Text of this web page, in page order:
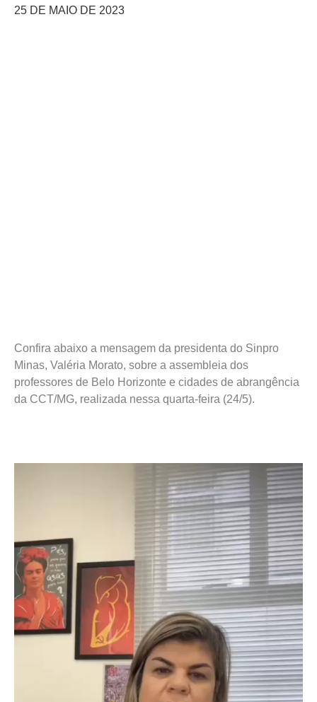
25 DE MAIO DE 2023
Confira abaixo a mensagem da presidenta do Sinpro
Minas, Valéria Morato, sobre a assembleia dos
professores de Belo Horizonte e cidades de abrangência
da CCT/MG, realizada nessa quarta-feira (24/5).